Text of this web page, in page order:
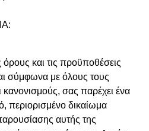
και τις προϋποθέσεις
σύμφωνα με όλους τους
σας παρέχει ένα
περιορισμένο δικαίωμα
αυτής της